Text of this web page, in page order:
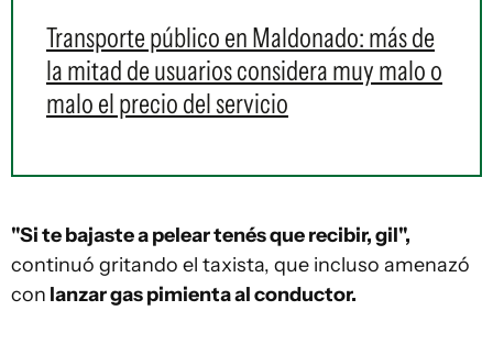
Transporte público en Maldonado: más de
la mitad de usuarios considera muy malo o
malo el precio del servicio
"Si te bajaste a pelear tenés que recibir, gil",
continuó gritando el taxista, que incluso amenazó
con lanzar gas pimienta al conductor.